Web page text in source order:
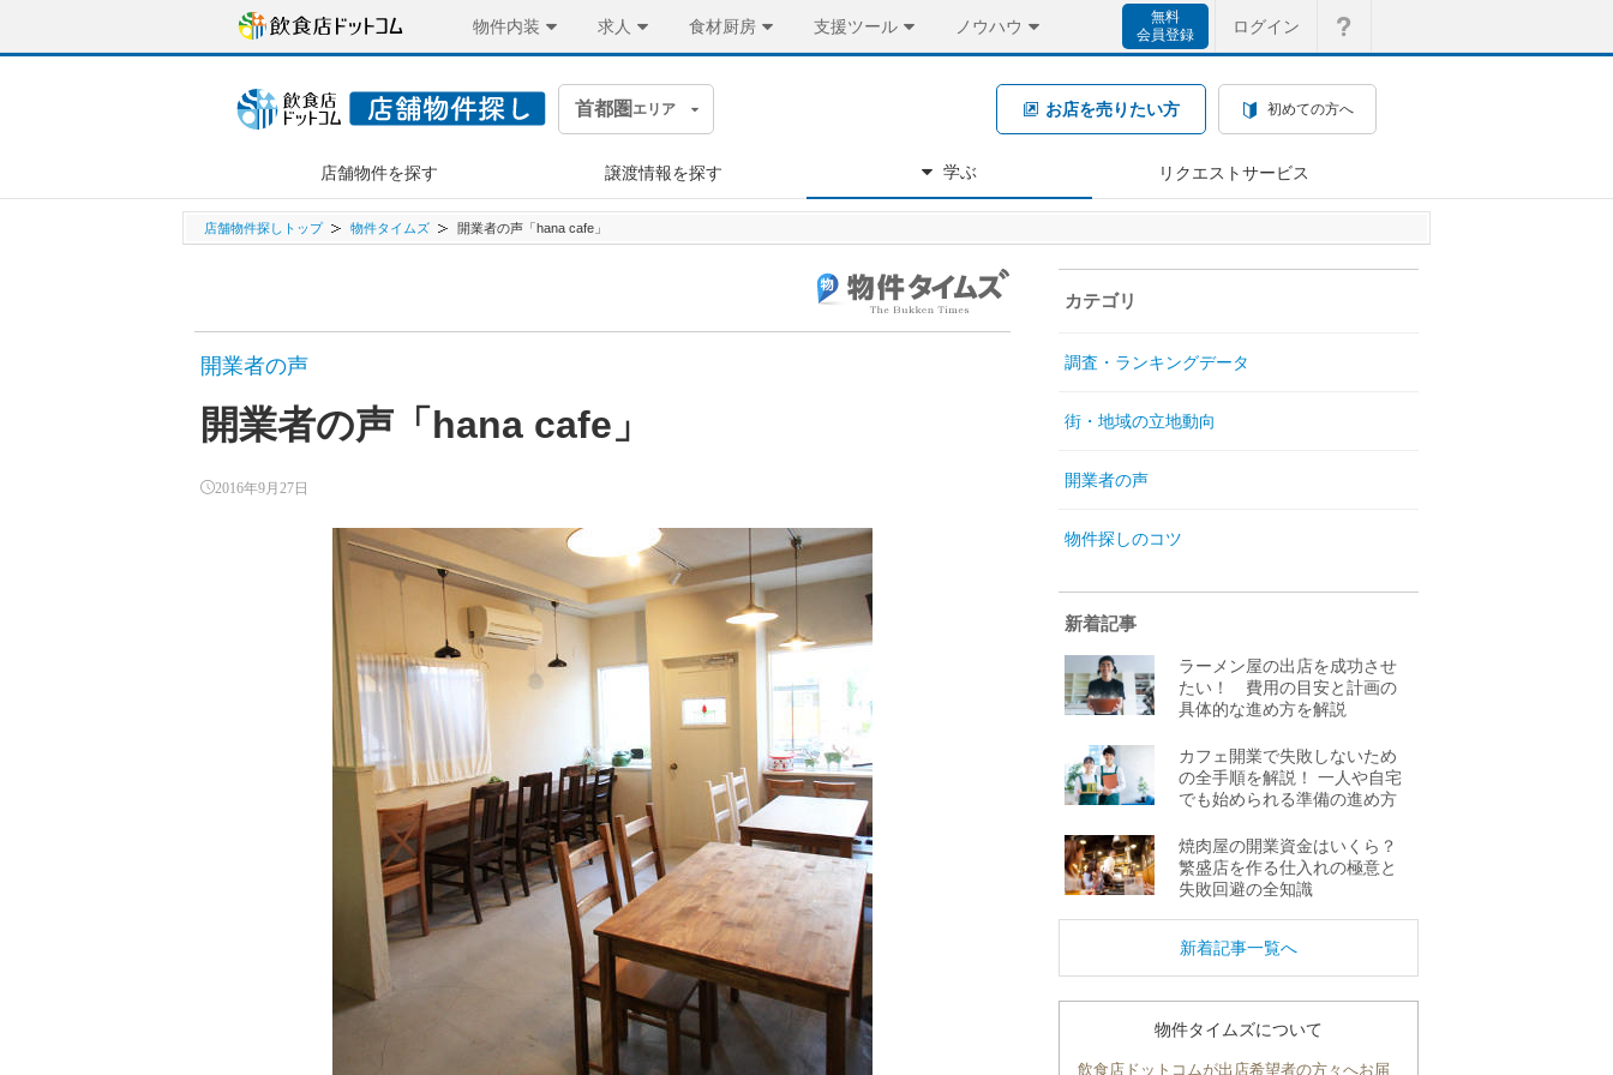
物件内装 求人 食材厨房 支援ツール ノウハウ
無料
会員登録
ログイン
首都圏 エリア お店を売りたい方 初めての方へ
店舗物件を探す 譲渡情報を探す 学ぶ リクエストサービス
店舗物件探しトップ 物件タイムズ 開業者の声「hana cafe」
開業者の声
開業者の声「hana cafe」
2016年9月27日
カテゴリ
調査・ランキングデータ
街・地域の立地動向
開業者の声
物件探しのコツ
新着記事
ラーメン屋の出店を成功させ
たい！ 費用の目安と計画の
具体的な進め方を解説
カフェ開業で失敗しないため
の全手順を解説！ 一人や自宅
でも始められる準備の進め方
焼肉屋の開業資金はいくら？
繁盛店を作る仕入れの極意と
失敗回避の全知識
新着記事一覧へ
物件タイムズについて
飲食店ドットコムが出店希望者の方々へお届